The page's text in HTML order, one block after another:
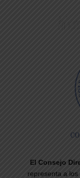
El Consejo
representa a